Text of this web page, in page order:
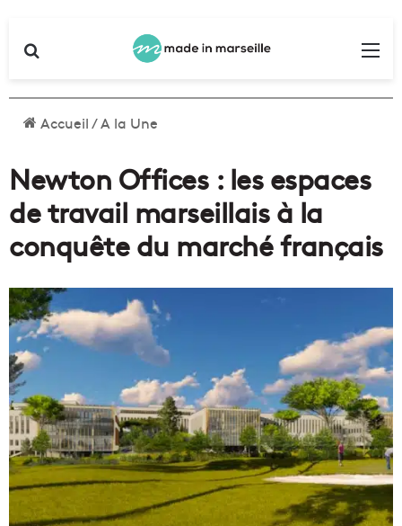
Accueil/A la Une
Newton Offices : les espaces
de travail marseillais à la
conquête du marché français